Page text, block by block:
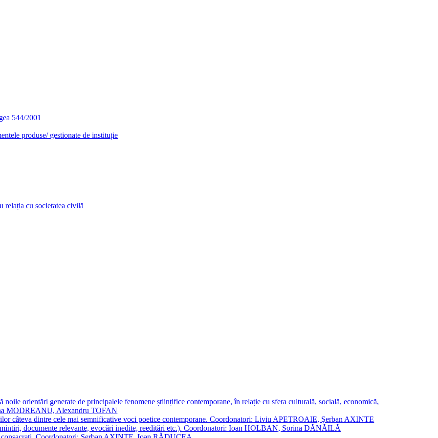
544/2001
produse/ gestionate de instituție
relația cu societatea civilă
noile orientări generate de principalele fenomene științifice contemporane, în relație cu sfera culturală, socială, economică,
MODREANU, Alexandru TOFAN
câteva dintre cele mai semnificative voci poetice contemporane. Coordonatori: Liviu APETROAIE, Şerban AXINTE
documente relevante, evocări inedite, reeditări etc.). Coordonatori: Ioan HOLBAN, Sorina DĂNĂILĂ